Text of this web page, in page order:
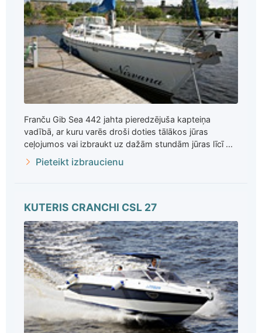
Franču Gib Sea 442 jahta pieredzējuša kapteiņa
vadībā, ar kuru varēs droši doties tālākos jūras
ceļojumos vai izbraukt uz dažām stundām jūras līcī ...
Pieteikt izbraucienu
KUTERIS CRANCHI CSL 27